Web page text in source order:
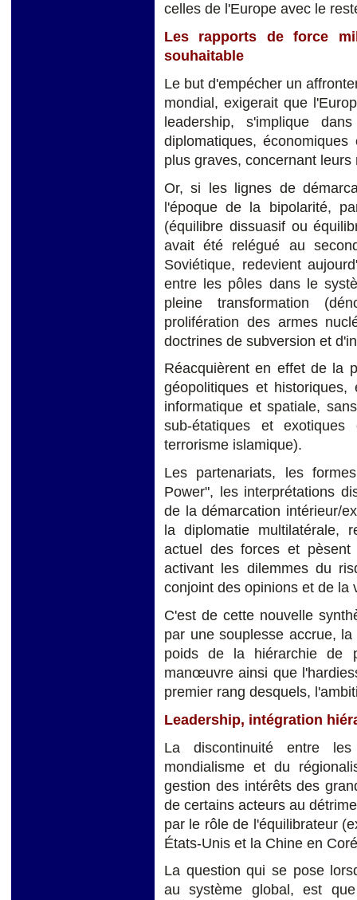
celles de l'Europe avec le
Les rapports de force
souhaitable
Le but d'empécher un
mondial, exigerait que
leadership, s'implique
diplomatiques,
plus graves, concernant
Or, si les lignes de
l'époque de la bipolarité,
(équilibre dissuasif ou
avait été relégué au
Soviétique, redevient
entre les pôles dans le
pleine transformation
prolifération des armes
doctrines de subversion et
Réacquièrent en effet de la
géopolitiques et
informatique et spatiale,
sub-étatiques et
terrorisme islamique).
Les partenariats, les
Power", les interprétations
de la démarcation intérieur/
la diplomatie multilatérale,
actuel des forces et
activant les dilemmes du
conjoint des opinions et de la
C'est de cette nouvelle
par une souplesse accrue,
poids de la hiérarchie de
manœuvre ainsi que
premier rang desquels,
Leadership, intégration
La discontinuité entre
mondialisme et du
gestion des intérêts des
de certains acteurs au
par le rôle de l'équilibrateur
États-Unis et la Chine en
La question qui se pose
au système global, est